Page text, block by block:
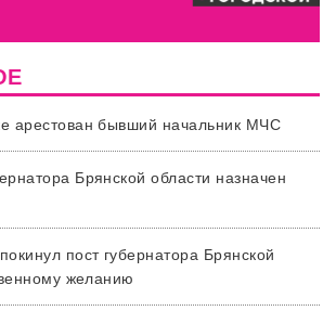
арестован бывший начальник МЧС
Брянской области назначен
пост губернатора Брянской
желанию